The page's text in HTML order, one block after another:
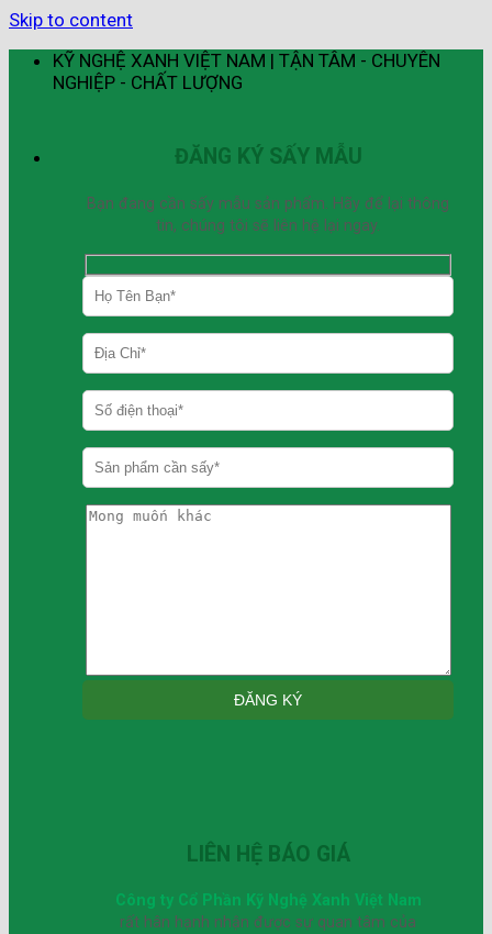
Skip to content
KỸ NGHỆ XANH VIỆT NAM | TẬN TÂM - CHUYÊN
NGHIỆP - CHẤT LƯỢNG
ĐĂNG KÝ SẤY MẪU
Bạn đang cần sấy mẫu sản phẩm. Hãy để lại thông
tin, chúng tôi sẽ liên hệ lại ngay.
LIÊN HỆ BÁO GIÁ
Công ty Cổ Phần Kỹ Nghệ Xanh Việt Nam
rất hân hạnh nhận được sự quan tâm của